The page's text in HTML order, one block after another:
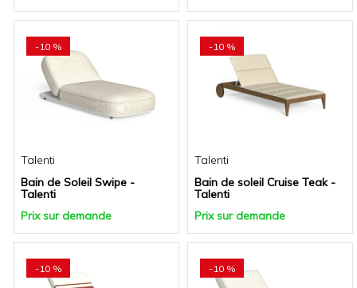
-10 %
Talenti
Bain de Soleil Swipe -
Talenti
Prix sur demande
-10 %
Talenti
Bain de soleil Cruise Teak -
Talenti
Prix sur demande
-10 % -10 %